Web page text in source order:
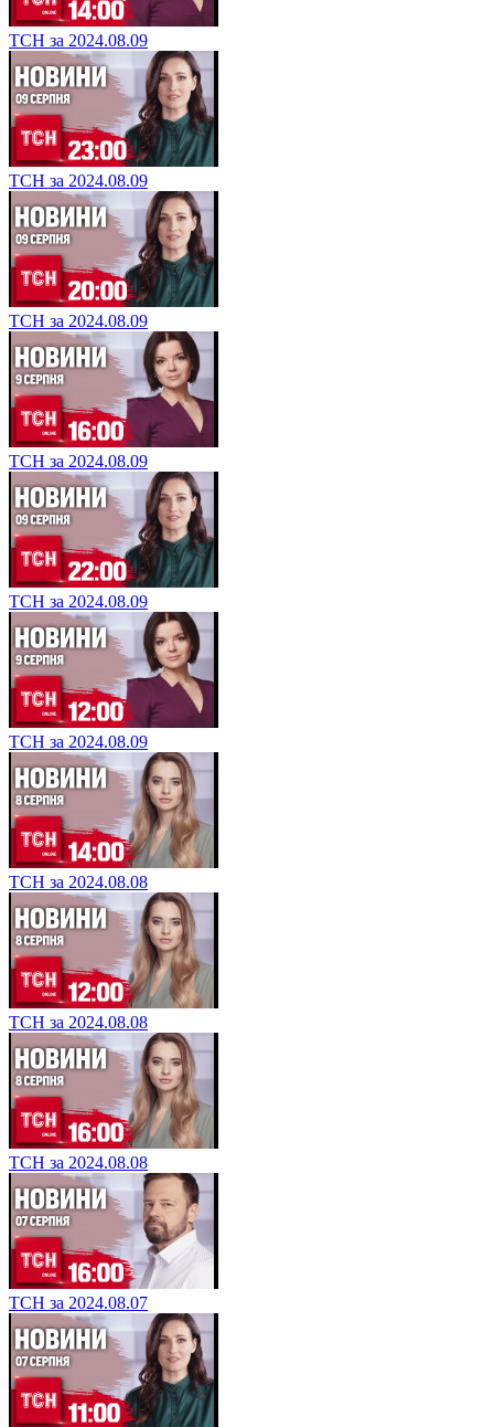
ТСН за 2024.08.09
ТСН за 2024.08.09
ТСН за 2024.08.09
ТСН за 2024.08.09
ТСН за 2024.08.09
ТСН за 2024.08.09
ТСН за 2024.08.08
ТСН за 2024.08.08
ТСН за 2024.08.08
ТСН за 2024.08.07